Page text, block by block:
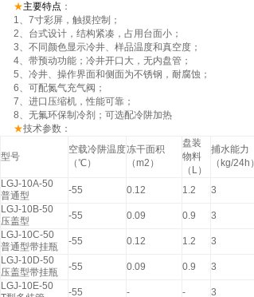
★主要特点 ：
1、7寸彩屏，触摸控制；
2、台式设计，结构紧凑，占用台面小；
3、不同颜色显示冷井、样品温度和真空度；
4、带预动功能；冷井开口大，无内盘管；
5、冷井、操作界面和侧面为不锈钢，耐腐蚀；
6、可配氮气充气阀；
7、进口压缩机，性能可靠；
8、无氟环保制冷剂；可选配冷阱加热
★技术参数：
型号
空载冷阱温度
（℃）
冻干面积
（m2）
盘装
物料
（L）
捕水能力
（kg/24h）
LGJ-10A-50
普通型
-55 0.12 1.2 3
LGJ-10B-50
压盖型
-55 0.09 0.9 3
LGJ-10C-50
普通型带挂瓶
-55 0.12 1.2 3
LGJ-10D-50
压盖型带挂瓶
-55 0.09 0.9 3
LGJ-10E-50
-55 - - 3